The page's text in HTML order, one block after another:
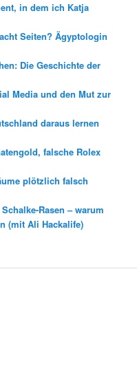
in dem ich Katja
Seiten? Ägyptologin
Die Geschichte der
Media und den Mut zur
daraus lernen
falsche Rolex
plötzlich falsch
Rasen – warum
(mit Ali Hackalife)